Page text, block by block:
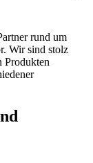
rund um
Wir sind stolz
Produkten